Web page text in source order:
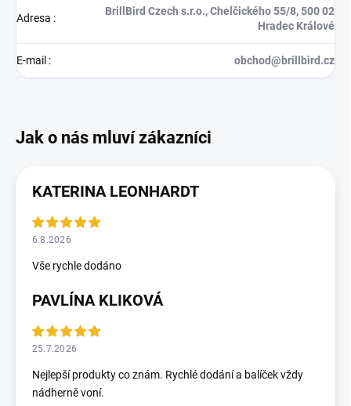
Adresa :
BrillBird Czech s.r.o., Chelčického 55/8, 500 02
Hradec Králové
E-mail : obchod@brillbird.cz
KATERINA LEONHARDT
6.8.2026
Vše rychle dodáno
PAVLÍNA KLIKOVÁ
25.7.2026
Nejlepší produkty co znám. Rychlé dodání a balíček vždy
nádherně voní.